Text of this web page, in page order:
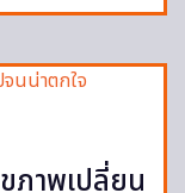
ภาพเปลี่ยน